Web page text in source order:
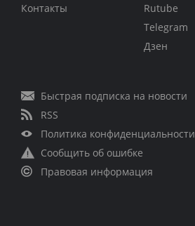
Контакты
Rutube
Telegram
Дзен
Быстрая подписка на новости
RSS
Политика конфиденциальности
Сообщить об ошибке
Правовая информация